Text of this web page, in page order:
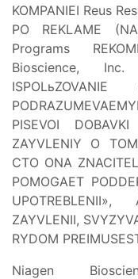
KOMPANIEI Reus
PO REKLAME
Programs
Bioscience, Inc.
PISEVOI
ZAYVLENIY O
CTO ONA
POMOGAET
ZAYVLENII,
RYDOM
Niagen